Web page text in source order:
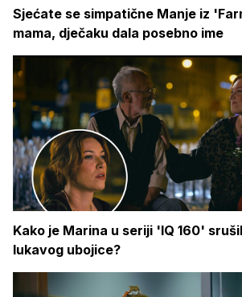
Sjećate se simpatične Manje iz
mama, dječaku dala posebno ime
Kako je Marina u seriji 'IQ 160'
lukavog ubojice?